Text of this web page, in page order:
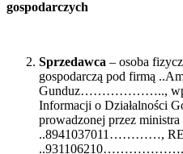
gospodarczych
Sprzedawca – osoba
gospodarczą pod firmą
Gunduz………………..,
Informacji o Działalności
prowadzonej przez
..8941037011…………,